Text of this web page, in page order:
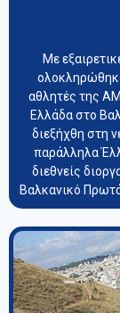
Με
αθλητές της
Ελλάδα στο
διεξήχθη στη
παράλληλα
διεθνείς
Βαλκανικό